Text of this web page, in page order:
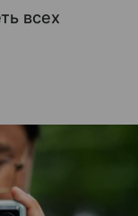
всех